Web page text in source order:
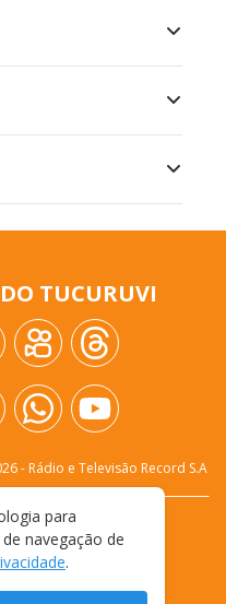
TUCURUVI
- Rádio e Televisão Record S.A
PRIVACIDADE
DE USO
para
navegação de
.